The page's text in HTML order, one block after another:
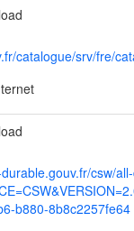
catalogue/srv/fre/
csw/
b880-8b8c2257fe64